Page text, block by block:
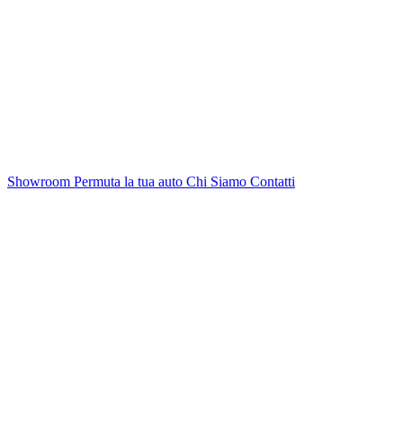
Showroom Permuta la tua auto Chi Siamo Contatti